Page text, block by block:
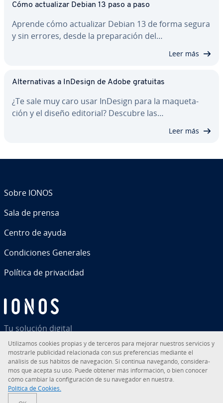
Cómo ac­tua­li­zar Debian 13 paso a paso
Aprende cómo ac­tua­li­zar Debian 13 de forma segura
y sin errores, desde la pre­pa­ra­ción del…
Leer más
Al­te­r­na­ti­vas a InDesign de Adobe gratuitas
¿Te sale muy caro usar InDesign para la ma­que­ta­
ción y el diseño editorial? Descubre las…
Leer más
Tu solución digital
Sobre IONOS
Sala de prensa
Centro de ayuda
Co­n­di­cio­nes Generales
Política de pri­va­ci­dad
© 2026IONOS Inc.
RSS LinkedIntiktok InstagramFacebookYouTube
Uti­li­za­mos cookies propias y de terceros para mejorar nuestros servicios y
mostrarle pu­bli­ci­dad re­la­cio­na­da con sus pre­fe­re­n­cias mediante el
análisis de sus hábitos de na­ve­ga­ción. Si continua navegando, co­n­si­de­ra­
mos que acepta su uso. Puede obtener más in­fo­r­ma­ción, o bien conocer
cómo cambiar la co­n­fi­gu­ra­ción de su navegador en nuestra.
Política de Cookies.